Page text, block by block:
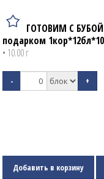
ГОТОВИМ С БУБОЙ
подарком
• 10.00 г
- +
Добавить в корзину